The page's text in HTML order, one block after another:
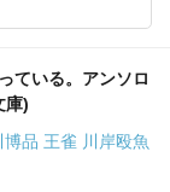
ている。アンソロ
庫)
品 王雀 川岸殴魚